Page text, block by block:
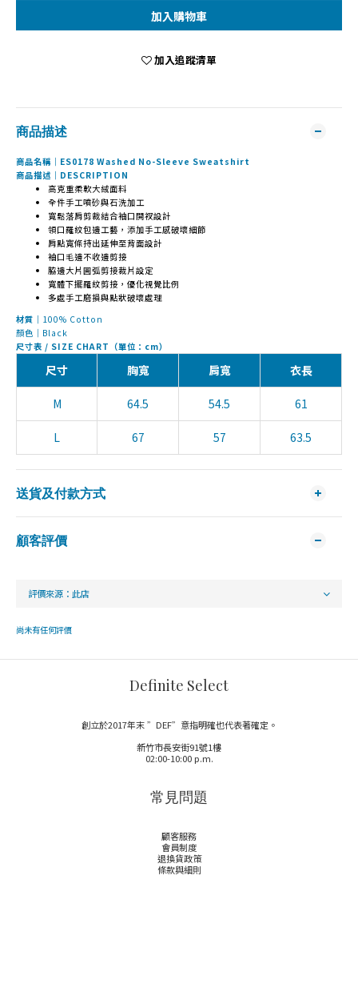
加入購物車
加入追蹤清單
商品描述
商品名稱｜ES0178 Washed No-Sleeve Sweatshirt
商品描述｜DESCRIPTION
高克重柔軟大絨面料
全件手工噴砂與石洗加工
寬鬆落肩剪裁結合袖口開衩設計
領口羅紋包邊工藝，添加手工感破壞細節
肩點寬條持出延伸至背面設計
袖口毛邊不收邊剪接
脇邊大片圓弧剪接裁片設定
寬體下擺羅紋剪接，優化視覺比例
多處手工磨損與點狀破壞處理
材質｜ 100% Cotton
顏色｜Black
尺寸表 / SIZE CHART（單位：cm）
尺寸 胸寬 肩寬 衣長
M 64.5 54.5 61
L 67 57 63.5
送貨及付款方式
顧客評價
尚未有任何評價
Definite Select
創立於2017年末 ”DEF”意指明確也代表著確定。
新竹市長安街91號1樓
02:00-10:00 p.m.
常見問題
顧客服務
會員制度
退換貨政策
條款與細則